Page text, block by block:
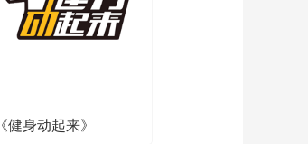
《健身动起来》